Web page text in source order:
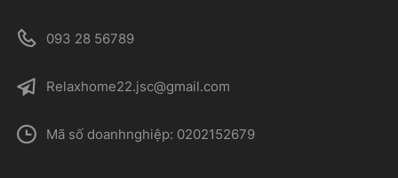
093 28 56789
Relaxhome22.jsc@gmail.com
Mã số doanhnghiệp: 0202152679